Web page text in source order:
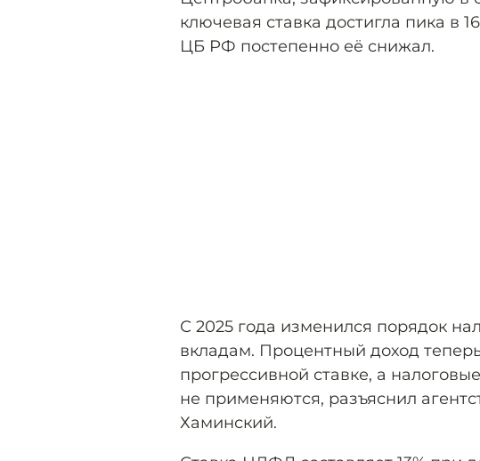
ключевая ставка достигла пика в
ЦБ РФ постепенно её снижал.
С 2025 года изменился порядок
вкладам. Процентный доход
прогрессивной ставке, а
не применяются, разъяснил
Хаминский.